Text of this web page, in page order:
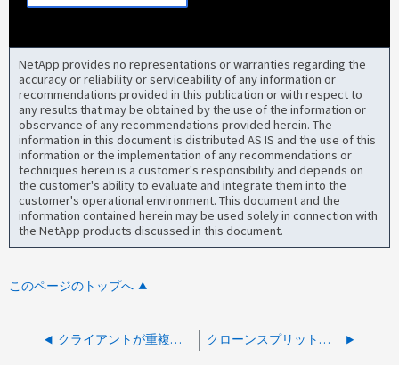
NetApp provides no representations or warranties regarding the
accuracy or reliability or serviceability of any information or
recommendations provided in this publication or with respect to
any results that may be obtained by the use of the information or
observance of any recommendations provided herein. The
information in this document is distributed AS IS and the use of this
information or the implementation of any recommendations or
techniques herein is a customer's responsibility and depends on
the customer's ability to evaluate and integrate them into the
customer's operational environment. This document and the
information contained herein may be used solely in connection with
the NetApp products discussed in this document.
このページのトップへ
クライアントが重複するS3オブジェクトを検出する クローンスプリットはジョブIDがなく、実行されていません